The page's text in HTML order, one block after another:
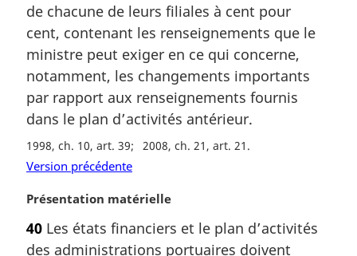
g
i
n
a
e
:
de chacune de leurs filiales à cent pour
cent, contenant les renseignements que le
ministre peut exiger en ce qui concerne,
notamment, les changements importants
par rapport aux renseignements fournis
dans le plan d’activités antérieur.
1998, ch. 10, art. 39 2008, ch. 21, art. 21
Version précédente
N
t
e
Présentation matérielle
40 Les états financiers et le plan d’activités
des administrations portuaires doivent